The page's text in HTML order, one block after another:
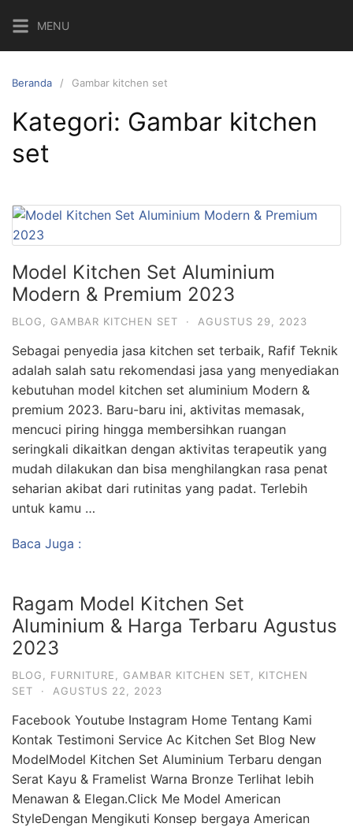
ke
konten
MENU
Beranda Gambar kitchen set
Kategori: Gambar kitchen
set
Model Kitchen Set Aluminium
Modern & Premium 2023
BLOG GAMBAR KITCHEN SET · AGUSTUS 29, 2023
Sebagai penyedia jasa kitchen set terbaik, Rafif Teknik
adalah salah satu rekomendasi jasa yang menyediakan
kebutuhan model kitchen set aluminium Modern &
premium 2023. Baru-baru ini, aktivitas memasak,
mencuci piring hingga membersihkan ruangan
seringkali dikaitkan dengan aktivitas terapeutik yang
mudah dilakukan dan bisa menghilangkan rasa penat
seharian akibat dari rutinitas yang padat. Terlebih
untuk kamu …
Baca Juga :
Ragam Model Kitchen Set
Aluminium & Harga Terbaru Agustus
2023
BLOG FURNITURE GAMBAR KITCHEN SET
KITCHEN
SET
· AGUSTUS 22, 2023
Facebook Youtube Instagram Home Tentang Kami
Kontak Testimoni Service Ac Kitchen Set Blog New
ModelModel Kitchen Set Aluminium Terbaru dengan
Serat Kayu & Framelist Warna Bronze Terlihat lebih
Menawan & Elegan.Click Me Model American
StyleDengan Mengikuti Konsep bergaya American